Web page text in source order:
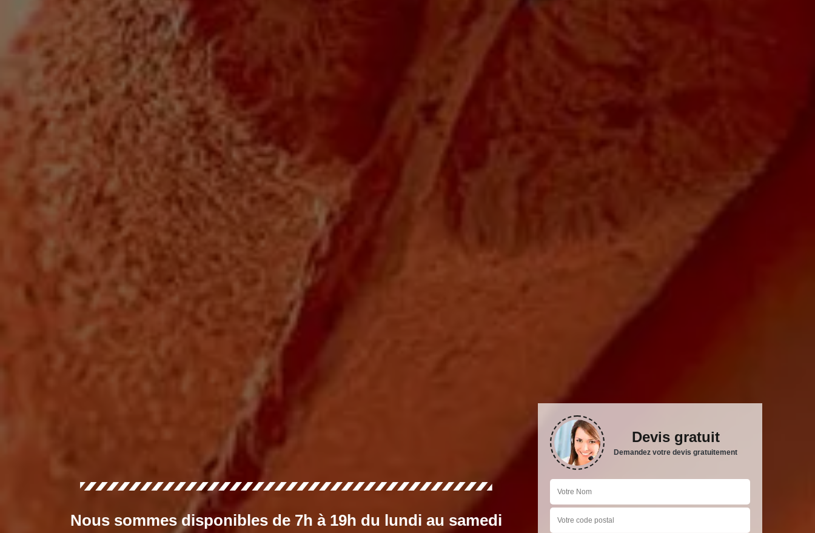
Nous sommes disponibles de 7h à 19h du lundi au samedi
Devis gratuit
Demandez votre devis gratuitement